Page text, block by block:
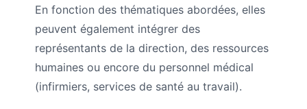
En fonction des thématiques abordées, elles
peuvent également intégrer des
représentants de la direction, des ressources
humaines ou encore du personnel médical
(infirmiers, services de santé au travail).